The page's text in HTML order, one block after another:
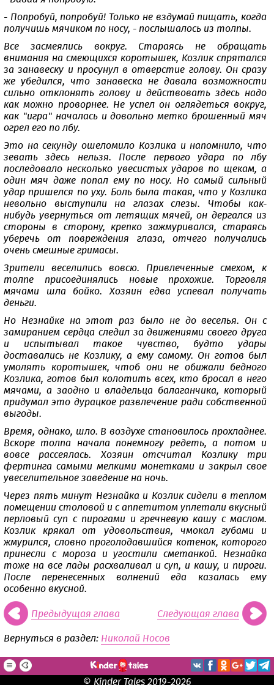
- Попробуй, попробуй! Только не вздумай пищать, когда
получишь мячиком по носу, - послышалось из толпы.
Все засмеялись вокруг. Стараясь не обращать
внимания на смеющихся коротышек, Козлик спрятался
за занавеску и просунул в отверстие голову. Он сразу
же убедился, что занавеска не давала возможности
сильно отклонять голову и действовать здесь надо
как можно проворнее. Не успел он оглядеться вокруг,
как "игра" началась и довольно метко брошенный мяч
огрел его по лбу.
Это на секунду ошеломило Козлика и напомнило, что
зевать здесь нельзя. После первого удара по лбу
последовало несколько увесистых ударов по щекам, а
один мяч даже попал ему по носу. Но самый сильный
удар пришелся по уху. Боль была такая, что у Козлика
невольно выступили на глазах слезы. Чтобы как-
нибудь увернуться от летящих мячей, он дергался из
стороны в сторону, крепко зажмуривался, стараясь
уберечь от повреждения глаза, отчего получались
очень смешные гримасы.
Зрители веселились вовсю. Привлеченные смехом, к
толпе присоединялись новые прохожие. Торговля
мячами шла бойко. Хозяин едва успевал получать
деньги.
Но Незнайке на этот раз было не до веселья. Он с
замиранием сердца следил за движениями своего друга
и испытывал такое чувство, будто удары
доставались не Козлику, а ему самому. Он готов был
умолять коротышек, чтоб они не обижали бедного
Козлика, готов был колотить всех, кто бросал в него
мячами, а заодно и владельца балаганчика, который
придумал это дурацкое развлечение ради собственной
выгоды.
Время, однако, шло. В воздухе становилось прохладнее.
Вскоре толпа начала понемногу редеть, а потом и
вовсе рассеялась. Хозяин отсчитал Козлику три
фертинга самыми мелкими монетками и закрыл свое
увеселительное заведение на ночь.
Через пять минут Незнайка и Козлик сидели в теплом
помещении столовой и с аппетитом уплетали вкусный
перловый суп с пирогами и гречневую кашу с маслом.
Козлик крякал от удовольствия, чмокал губами и
жмурился, словно проголодавшийся котенок, которого
принесли с мороза и угостили сметанкой. Незнайка
тоже на все лады расхваливал и суп, и кашу, и пироги.
После перенесенных волнений еда казалась ему
особенно вкусной.
Предыдущая глава Следующая глава
Вернуться в раздел: Николай Носов
© Kinder Tales 2019-2026